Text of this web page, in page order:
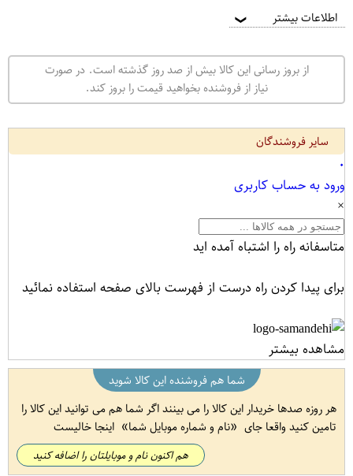
اطلاعات بیشتر ❯
از بروز رسانی این کالا بیش از صد روز گذشته است. در صورت
نیاز از فروشنده بخواهید قیمت را بروز کند.
سایر فروشندگان
۰
ورود به حساب کاربری
×
متاسفانه راه را اشتباه آمده اید
برای پیدا کردن راه درست از فهرست بالای صفحه استفاده نمائید
مشاهده بیشتر
شما هم فروشنده این کالا شوید
هر روزه صدها خریدار این کالا را می بینند اگر شما هم می توانید این کالا را
تامین کنید واقعا جای
نام و شماره موبایل شما اینجا خالیست
هم اکنون نام و موبایلتان را اضافه کنید